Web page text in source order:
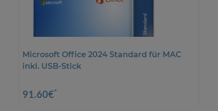
Microsoft Office 2024 Standard für MAC
inkl. USB-Stick
91.60€*